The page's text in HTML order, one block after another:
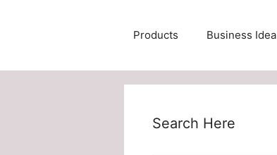
Products Business Idea
Search Here